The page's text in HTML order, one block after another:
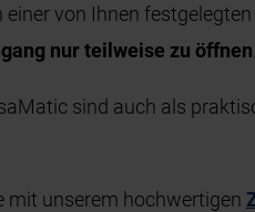
einer von Ihnen
nur teilweise zu öffnen
sind auch als
mit unserem hochwertigen